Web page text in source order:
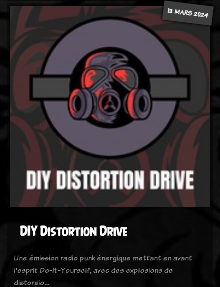
13 MARS 2024
DIY Distortion Drive
Une émission radio punk énergique mettant en avant
l'esprit Do-It-Yourself, avec des explosions de
distorsio…